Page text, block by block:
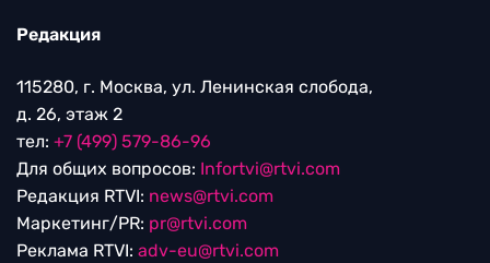
Редакция
115280, г. Москва, ул. Ленинская слобода,
д. 26, этаж 2
тел: +7 (499) 579-86-96
Для общих вопросов: Infortvi@rtvi.com
Редакция RTVI: news@rtvi.com
Маркетинг/PR: pr@rtvi.com
Реклама RTVI: adv-eu@rtvi.com